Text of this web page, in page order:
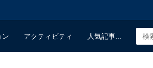
ン アクティビティ 人気記事...